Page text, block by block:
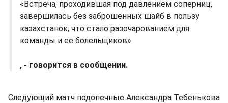
«Встреча, проходившая под давлением соперниц,
завершилась без заброшенных шайб в пользу
казахстанок, что стало разочарованием для
команды и ее болельщиков»
, - говорится в сообщении.
Следующий матч подопечные Александра Тебенькова